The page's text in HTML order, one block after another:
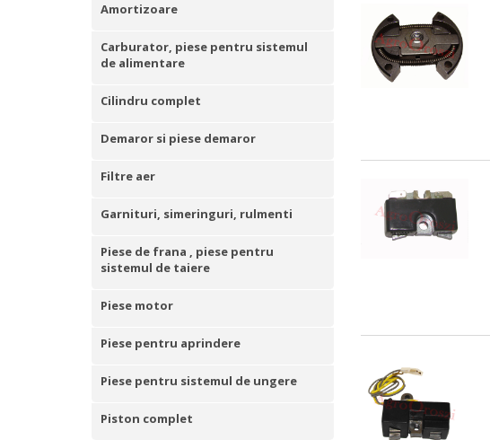
Amortizoare
Carburator, piese pentru sistemul
de alimentare
Cilindru complet
Demaror si piese demaror
Filtre aer
Garnituri, simeringuri, rulmenti
Piese de frana , piese pentru
sistemul de taiere
Piese motor
Piese pentru aprindere
Piese pentru sistemul de ungere
Piston complet